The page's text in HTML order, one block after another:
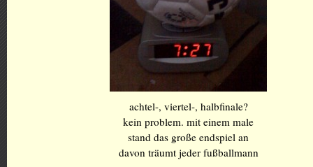
achtel-, viertel-, halbfinale?
kein problem. mit einem male
stand das große endspiel an
davon träumt jeder fußballmann